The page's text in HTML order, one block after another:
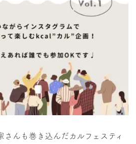
んも巻き込んだカルフェスティ